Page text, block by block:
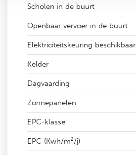
Scholen in de buurt
Openbaar vervoer in de buurt
Elektriciteitskeuring beschikbaar
Kelder
Dagvaarding
Zonnepanelen
EPC-klasse
EPC (Kwh/m²/j)